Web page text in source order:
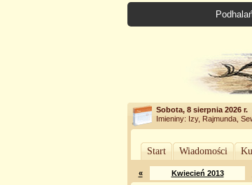
Sobota, 8 sierpnia 2026 r.
Imieniny: Izy, Rajmunda,
Start Wiadomości
« Kwiecień 2013